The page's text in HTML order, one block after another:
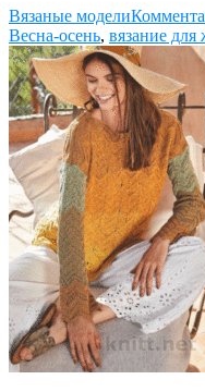
Вязаные модели
Весна-осень, вязание